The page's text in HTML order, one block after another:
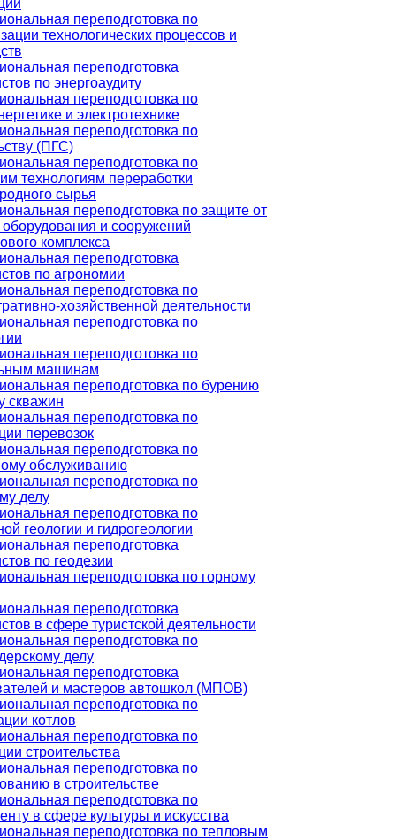
переподготовка по
технологических процессов и
переподготовка
по энергоаудиту
переподготовка по
и электротехнике
переподготовка по
(ПГС)
переподготовка по
технологиям переработки
сырья
переподготовка по защите от
оборудования и сооружений
комплекса
переподготовка
по агрономии
переподготовка по
хозяйственной деятельности
переподготовка по
переподготовка по
машинам
переподготовка по бурению
скважин
переподготовка по
перевозок
переподготовка по
обслуживанию
переподготовка по
делу
переподготовка по
геологии и гидрогеологии
переподготовка
по геодезии
переподготовка по горному
переподготовка
в сфере туристской деятельности
переподготовка по
делу
переподготовка
и мастеров автошкол (МПОВ)
переподготовка по
котлов
переподготовка по
строительства
переподготовка по
в строительстве
переподготовка по
в сфере культуры и искусства
переподготовка по тепловым